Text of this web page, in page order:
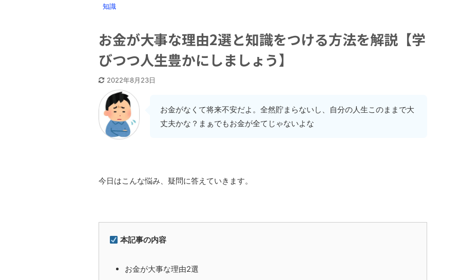
知識
お金が大事な理由2選と知識をつける方法を解説【学
びつつ人生豊かにしましょう】
2022年8月23日
お金がなくて将来不安だよ。全然貯まらないし、自分の人生このままで大
丈夫かな？まぁでもお金が全てじゃないよな
今日はこんな悩み、疑問に答えていきます。
本記事の内容
お金が大事な理由2選